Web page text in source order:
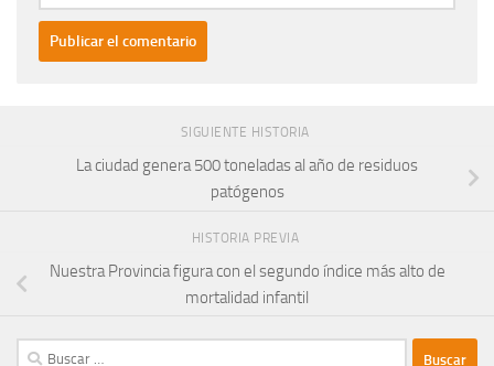
SIGUIENTE HISTORIA
La ciudad genera 500 toneladas al año de residuos
patógenos
HISTORIA PREVIA
Nuestra Provincia figura con el segundo índice más alto de
mortalidad infantil
Buscar: